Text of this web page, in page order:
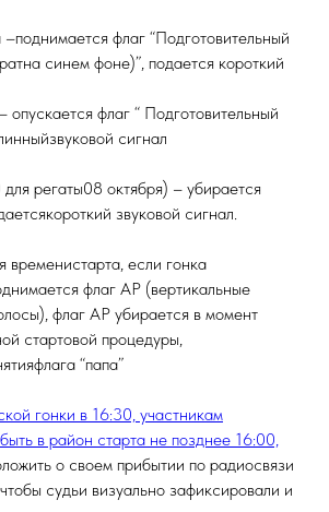
флаг “Подготовительный
синем фоне)”, подается короткий
опускается флаг “ Подготовительный
сигнал
регаты08 октября) – убирается
звуковой сигнал.
временистарта, если гонка
флаг AP (вертикальные
флаг AP убирается в момент
стартовой процедуры,
“папа”
гонки в 16:30, участникам
в район старта не позднее 16:00,
о своем прибытии по радиосвязи
судьи визуально зафиксировали и